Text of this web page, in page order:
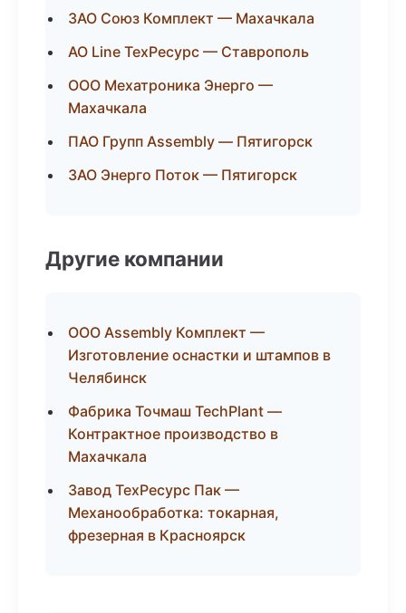
ЗАО Союз Комплект — Махачкала
АО Line ТехРесурс — Ставрополь
ООО Мехатроника Энерго —
Махачкала
ПАО Групп Assembly — Пятигорск
ЗАО Энерго Поток — Пятигорск
Другие компании
ООО Assembly Комплект —
Изготовление оснастки и штампов в
Челябинск
Фабрика Точмаш TechPlant —
Контрактное производство в
Махачкала
Завод ТехРесурс Пак —
Механообработка: токарная,
фрезерная в Красноярск